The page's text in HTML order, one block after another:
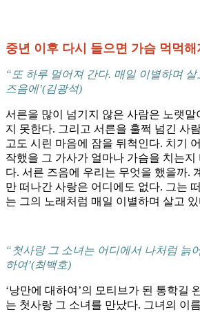
중년 이후 다시 들으면 가슴 먹먹해
“또 하루 멀어져 간다. 매일 이별하며 살
즈음에’(김광석)
서른을 많이 넘기지 않은 사람은 노랫말
지 못한다. 그리고 서른을 훌쩍 넘긴 사
고도 시린 마음에 잠을 뒤척인다. 치기
작했을 그 가사가 얼마나 가슴을 치는지
다. 서른 즈음에 우리는 무엇을 했을까.
만 떠나간 사랑은 어디에도 없다. 그는
는 그의 노래처럼 매일 이별하며 살고 있
“첫사랑 그 소녀는 어디에서 나처럼 늙
하여’(최백호)
‘낭만에 대하여’의 모티브가 된 통학길
는 첫사랑 그 소녀를 만났다. 그녀의 이